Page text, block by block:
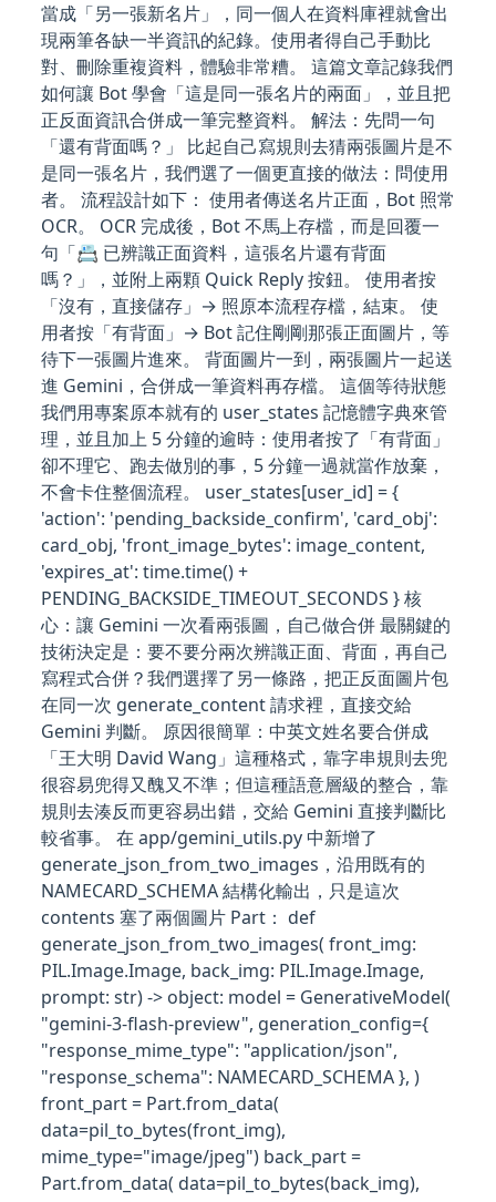
當成「另一張新名片」，同一個人在資料庫裡就會出
現兩筆各缺一半資訊的紀錄。使用者得自己手動比
對、刪除重複資料，體驗非常糟。 這篇文章記錄我們
如何讓 Bot 學會「這是同一張名片的兩面」，並且把
正反面資訊合併成一筆完整資料。 解法：先問一句
「還有背面嗎？」 比起自己寫規則去猜兩張圖片是不
是同一張名片，我們選了一個更直接的做法：問使用
者。 流程設計如下： 使用者傳送名片正面，Bot 照常
OCR。 OCR 完成後，Bot 不馬上存檔，而是回覆一
句「📇 已辨識正面資料，這張名片還有背面
嗎？」，並附上兩顆 Quick Reply 按鈕。 使用者按
「沒有，直接儲存」→ 照原本流程存檔，結束。 使
用者按「有背面」→ Bot 記住剛剛那張正面圖片，等
待下一張圖片進來。 背面圖片一到，兩張圖片一起送
進 Gemini，合併成一筆資料再存檔。 這個等待狀態
我們用專案原本就有的 user_states 記憶體字典來管
理，並且加上 5 分鐘的逾時：使用者按了「有背面」
卻不理它、跑去做別的事，5 分鐘一過就當作放棄，
不會卡住整個流程。 user_states[user_id] = {
'action': 'pending_backside_confirm', 'card_obj':
card_obj, 'front_image_bytes': image_content,
'expires_at': time.time() +
PENDING_BACKSIDE_TIMEOUT_SECONDS } 核
心：讓 Gemini 一次看兩張圖，自己做合併 最關鍵的
技術決定是：要不要分兩次辨識正面、背面，再自己
寫程式合併？我們選擇了另一條路，把正反面圖片包
在同一次 generate_content 請求裡，直接交給
Gemini 判斷。 原因很簡單：中英文姓名要合併成
「王大明 David Wang」這種格式，靠字串規則去兜
很容易兜得又醜又不準；但這種語意層級的整合，靠
規則去湊反而更容易出錯，交給 Gemini 直接判斷比
較省事。 在 app/gemini_utils.py 中新增了
generate_json_from_two_images，沿用既有的
NAMECARD_SCHEMA 結構化輸出，只是這次
contents 塞了兩個圖片 Part： def
generate_json_from_two_images( front_img:
PIL.Image.Image, back_img: PIL.Image.Image,
prompt: str) -> object: model = GenerativeModel(
"gemini-3-flash-preview", generation_config={
"response_mime_type": "application/json",
"response_schema": NAMECARD_SCHEMA }, )
front_part = Part.from_data(
data=pil_to_bytes(front_img),
mime_type="image/jpeg") back_part =
Part.from_data( data=pil_to_bytes(back_img),